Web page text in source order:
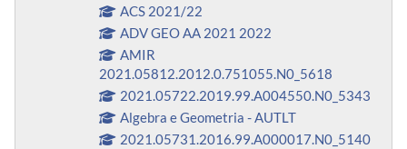
ACS 2021/22
ADV GEO AA 2021 2022
AMIR
2021.05812.2012.0.751055.N0_5618
2021.05722.2019.99.A004550.N0_5343
Algebra e Geometria - AUTLT
2021.05731.2016.99.A000017.N0_5140